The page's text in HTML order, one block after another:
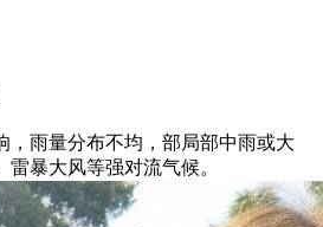
雨量分布不均，部局部中雨或大
暴大风等强对流气候。